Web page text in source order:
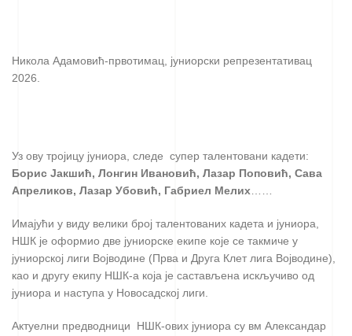
Никола Адамовић-првотимац, јуниорски репрезентативац
2026.
Уз ову тројицу јуниора, следе супер талентовани кадети:
Борис Јакшић, Лонгин Ивановић, Лазар Поповић, Сава
Апреликов, Лазар Убовић, Габриел Мелих
Имајући у виду велики број талентованих кадета и јуниора,
НШК је оформио две јуниорске екипе које се такмиче у
јуниорској лиги Војводине (Прва и Друга Клет лига Војводине),
као и другу екипу НШК-а која је састављена искључиво од
јуниора и наступа у Новосадској лиги.
Актуелни предводници НШК-ових јуниора су вм Александар